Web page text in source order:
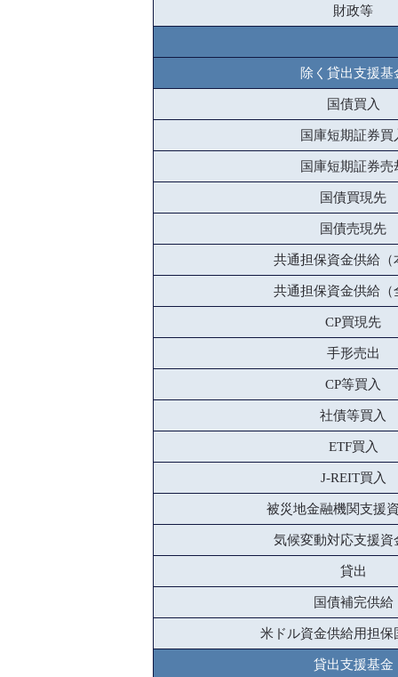
財政等
除く貸出支援基
国債買入
国庫短期証券買
国庫短期証券売
国債買現先
国債売現先
共通担保資金供給（
共通担保資金供給（
CP買現先
手形売出
CP等買入
社債等買入
ETF買入
J-REIT買入
被災地金融機関支援
気候変動対応支援資
貸出
国債補完供給
米ドル資金供給用担保
貸出支援基金